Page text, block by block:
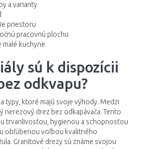
a varianty
priestoru
pracovnú plochu
malé kuchyne
sú k dispozícii
odkvapu?
typy, ktoré majú svoje výhody. Medzi
nerezový drez bez odkapávača. Tento
trvanlivosťou, hygienou a schopnosťou
obľúbenou voľbou kvalitného
Granitové drezy sú známe svojou